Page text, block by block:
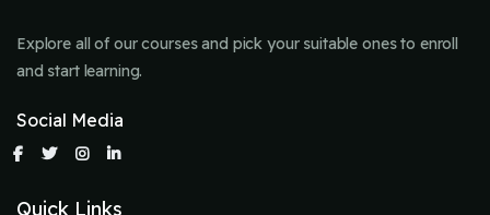
Explore all of our courses and pick your suitable ones to enroll
and start learning.
Social Media
Quick Links